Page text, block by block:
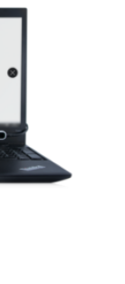
qui
le
en